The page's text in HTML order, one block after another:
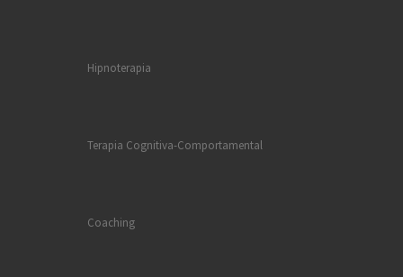
Hipnoterapia
Terapia Cognitiva-Comportamental
Coaching